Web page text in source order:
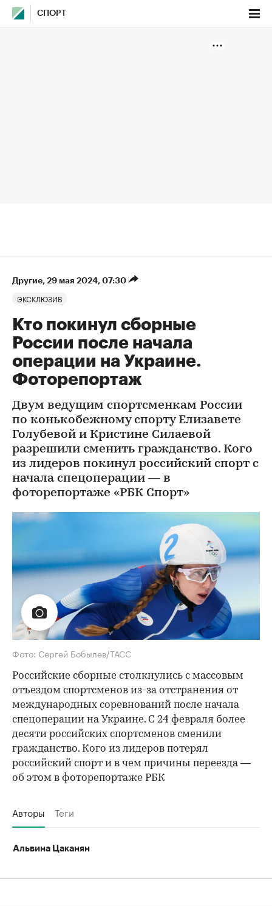
СПОРТ
Другие⁠, 29 мая 2024, 07:30
ЭКСКЛЮЗИВ
Кто покинул сборные
России после начала
операции на Украине.
Фоторепортаж
Двум ведущим спортсменкам России
по конькобежному спорту Елизавете
Голубевой и Кристине Силаевой
разрешили сменить гражданство. Кого
из лидеров покинул российский спорт с
начала спецоперации — в
фоторепортаже «РБК Спорт»
Фото: Сергей Бобылев/ТАСС
Российские сборные столкнулись с массовым
отъездом спортсменов из-за отстранения от
международных соревнований после начала
спецоперации на Украине. С 24 февраля более
десяти российских спортсменов сменили
гражданство. Кого из лидеров потерял
российский спорт и в чем причины переезда —
об этом в фоторепортаже РБК
Авторы Теги
Альвина Цаканян